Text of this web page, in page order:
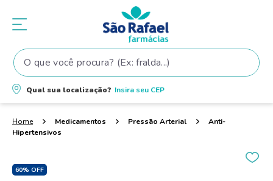
O que você procura? (Ex: fralda...)
Qual sua localização? Insira seu CEP
Medicamentos Pressão Arterial
Anti-
Hipertensivos
60% OFF
Termos mais buscados
1º fralda
shampoo
3º teste gravidez